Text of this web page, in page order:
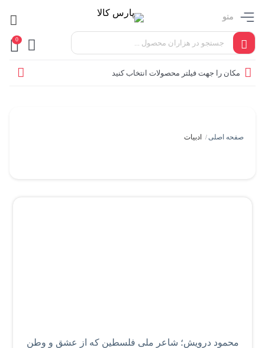
منو
0
مکان را جهت فیلتر محصولات انتخاب کنید
صفحه اصلی/ ادبیات
محمود درویش؛ شاعر ملی فلسطین که از عشق و وطن